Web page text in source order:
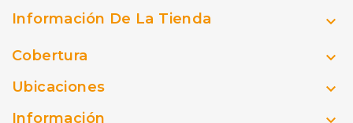
Información De La Tienda 
Cobertura 
Ubicaciones 
Información